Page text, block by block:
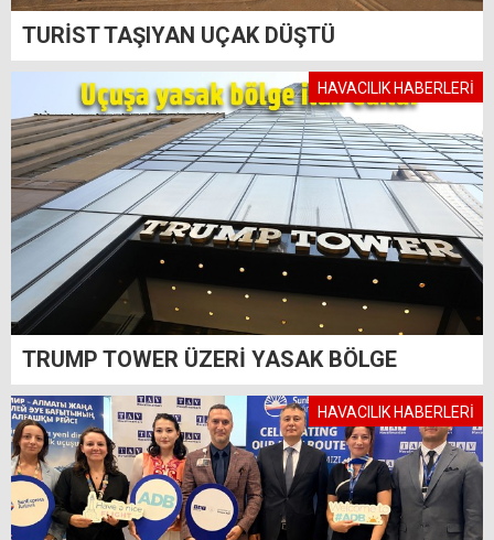
TURİST TAŞIYAN UÇAK DÜŞTÜ
HAVACILIK HABERLERİ
TRUMP TOWER ÜZERİ YASAK BÖLGE
HAVACILIK HABERLERİ